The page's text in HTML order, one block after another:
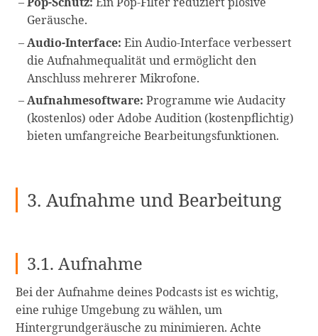
Geräusche.
Audio-Interface: Ein Audio-Interface verbessert
die Aufnahmequalität und ermöglicht den
Anschluss mehrerer Mikrofone.
Aufnahmesoftware: Programme wie Audacity
(kostenlos) oder Adobe Audition (kostenpflichtig)
bieten umfangreiche Bearbeitungsfunktionen.
3. Aufnahme und Bearbeitung
3.1. Aufnahme
Bei der Aufnahme deines Podcasts ist es wichtig,
eine ruhige Umgebung zu wählen, um
Hintergrundgeräusche zu minimieren. Achte